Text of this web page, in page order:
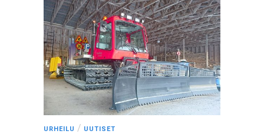
URHEILU / UUTISET